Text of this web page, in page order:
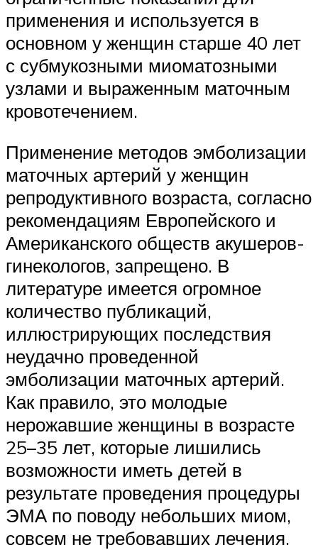
применения и используется в
основном у женщин старше 40 лет
с субмукозными миоматозными
узлами и выраженным маточным
кровотечением.
Применение методов эмболизации
маточных артерий у женщин
репродуктивного возраста, согласно
рекомендациям Европейского и
Американского обществ акушеров-
гинекологов, запрещено. В
литературе имеется огромное
количество публикаций,
иллюстрирующих последствия
неудачно проведенной
эмболизации маточных артерий.
Как правило, это молодые
нерожавшие женщины в возрасте
25–35 лет, которые лишились
возможности иметь детей в
результате проведения процедуры
ЭМА по поводу небольших миом,
совсем не требовавших лечения.